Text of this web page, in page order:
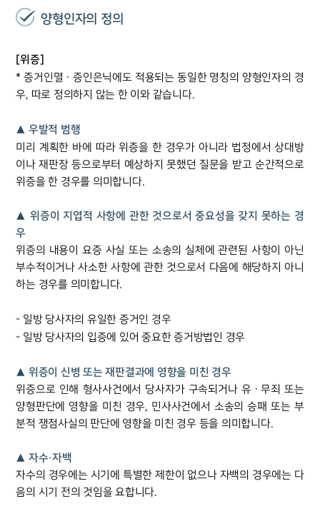
그룹소개
대륜의 강점
오시는 길
고객의 소리
통합검색
AI대륜
형사 주요 업무사례
사례분석/최신동향
형사 법률정보
양형인자의 정의
[위증]
* 증거인멸ㆍ증인은닉에도 적용되는 동일한 명칭의 양형인자의 경
우, 따로 정의하지 않는 한 이와 같습니다.
▲ 우발적 범행
미리 계획한 바에 따라 위증을 한 경우가 아니라 법정에서 상대방
이나 재판장 등으로부터 예상하지 못했던 질문을 받고 순간적으로
위증을 한 경우를 의미합니다.
▲ 위증이 지엽적 사항에 관한 것으로서 중요성을 갖지 못하는 경
우
위증의 내용이 요증 사실 또는 소송의 실체에 관련된 사항이 아닌
부수적이거나 사소한 사항에 관한 것으로서 다음에 해당하지 아니
하는 경우를 의미합니다.
- 일방 당사자의 유일한 증거인 경우
- 일방 당사자의 입증에 있어 중요한 증거방법인 경우
▲ 위증이 신병 또는 재판결과에 영향을 미친 경우
위증으로 인해 형사사건에서 당사자가 구속되거나 유ㆍ무죄 또는
양형판단에 영향을 미친 경우, 민사사건에서 소송의 승패 또는 부
분적 쟁점사실의 판단에 영향을 미친 경우 등을 의미합니다.
▲ 자수·자백
자수의 경우에는 시기에 특별한 제한이 없으나 자백의 경우에는 다
음의 시기 전의 것임을 요합니다.